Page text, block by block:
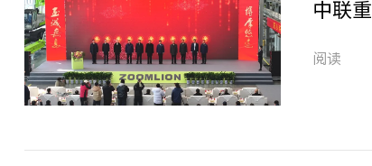
中联
阅读